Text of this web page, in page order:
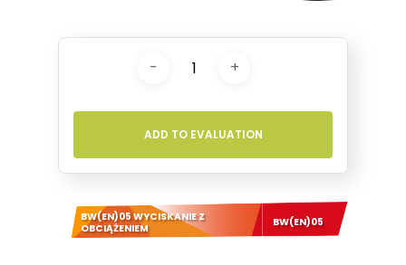
ADD TO EVALUATION
BW(EN)05 WYCISKANIE Z
OBCIĄŻENIEM
BW(EN)05